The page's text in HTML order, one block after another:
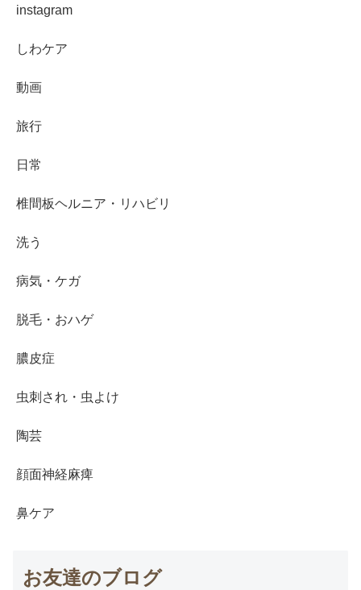
instagram
しわケア
動画
旅行
日常
椎間板ヘルニア・リハビリ
洗う
病気・ケガ
脱毛・おハゲ
膿皮症
虫刺され・虫よけ
陶芸
顔面神経麻痺
鼻ケア
お友達のブログ